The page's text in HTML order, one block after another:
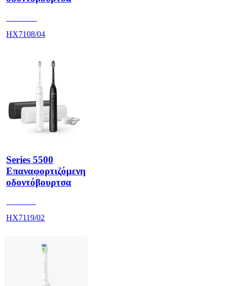
HX7108/04
Series 5500
Επαναφορτιζόμενη
οδοντόβουρτσα
HX7119/02